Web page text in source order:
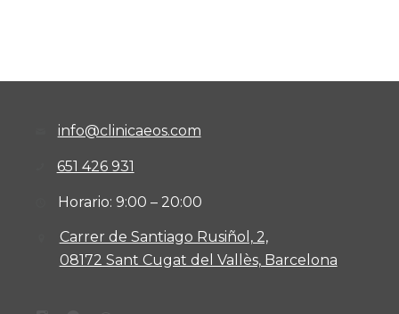
info@clinicaeos.com
651 426 931
Horario: 9:00 – 20:00
Carrer de Santiago Rusiñol, 2,
08172 Sant Cugat del Vallès, Barcelona